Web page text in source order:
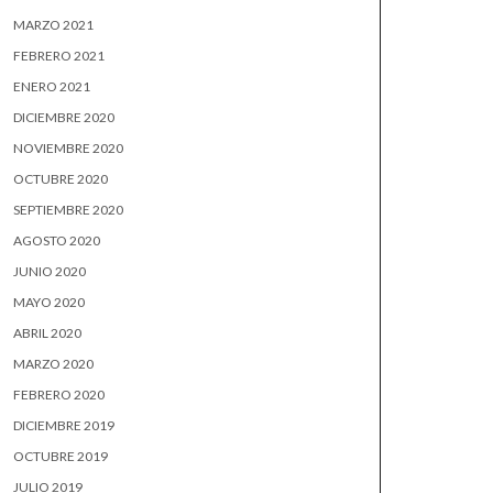
MARZO 2021
FEBRERO 2021
ENERO 2021
DICIEMBRE 2020
NOVIEMBRE 2020
OCTUBRE 2020
SEPTIEMBRE 2020
AGOSTO 2020
JUNIO 2020
MAYO 2020
ABRIL 2020
MARZO 2020
FEBRERO 2020
DICIEMBRE 2019
OCTUBRE 2019
JULIO 2019